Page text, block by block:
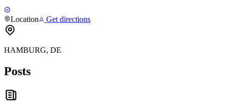
Location Get directions
HAMBURG, DE
Posts